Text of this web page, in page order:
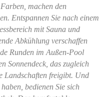
machen den
Entspannen Sie nach einem
mit Sauna und
Abkühlung verschaffen
Runden im Außen-Pool
Sonnendeck, das zugleich
Landschaften freigibt. Und
bedienen Sie sich